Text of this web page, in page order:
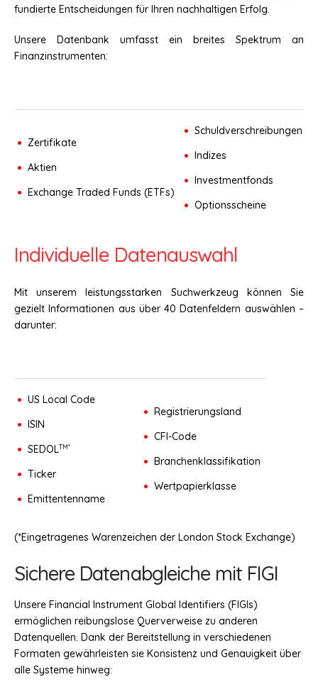
fundierte Entscheidungen für Ihren nachhaltigen Erfolg.
Unsere Datenbank umfasst ein breites Spektrum an
Finanzinstrumenten:
Zertifikate
Aktien
Exchange Traded Funds (ETFs)
Schuldverschreibungen
Indizes
Investmentfonds
Optionsscheine
Individuelle Datenauswahl
Mit unserem leistungsstarken Suchwerkzeug können Sie
gezielt Informationen aus über 40 Datenfeldern auswählen –
darunter:
US Local Code
ISIN
SEDOLTM*
Ticker
Emittentenname
Registrierungsland
CFI-Code
Branchenklassifikation
Wertpapierklasse
(*Eingetragenes Warenzeichen der London Stock Exchange)
Sichere Datenabgleiche mit FIGI
Unsere Financial Instrument Global Identifiers (FIGIs)
ermöglichen reibungslose Querverweise zu anderen
Datenquellen. Dank der Bereitstellung in verschiedenen
Formaten gewährleisten sie Konsistenz und Genauigkeit über
alle Systeme hinweg: